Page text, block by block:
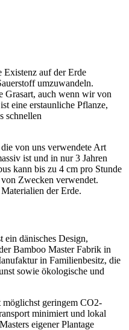
Existenz auf der Erde
umzuwandeln.
Grasart, auch wenn wir von
eine erstaunliche Pflanze,
schnellen
von uns verwendete Art
ist und in nur 3 Jahren
kann bis zu 4 cm pro Stunde
Zwecken verwendet.
der Erde.
dänisches Design,
Bamboo Master Fabrik in
in Familienbesitz, die
sowie ökologische und
geringem CO2-
minimiert und lokal
eigener Plantage